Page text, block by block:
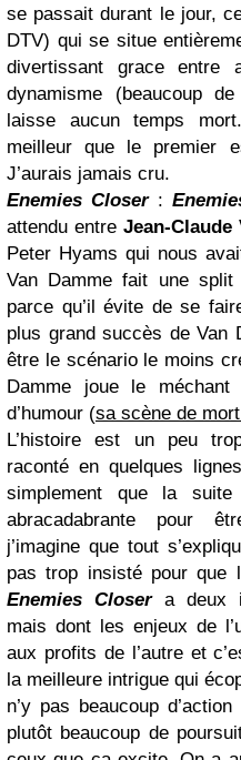
se passait durant le jour,
DTV) qui se situe
divertissant grace
dynamisme (beaucoup
laisse aucun temps
meilleur que le premier
J’aurais jamais cru.
Enemies Closer :
attendu entre Jean-Claude
Peter Hyams qui nous
Van Damme fait une
parce qu’il évite de se
plus grand succès de Van
être le scénario le moins
Damme joue le
d’humour (sa scène de
L’histoire est un peu
raconté en quelques
simplement que la
abracadabrante pour
j’imagine que tout
pas trop insisté pour que
Enemies Closera deux
mais dont les enjeux de
aux profits de l’autre et
la meilleure intrigue qui
n’y pas beaucoup d’action
plutôt beaucoup de